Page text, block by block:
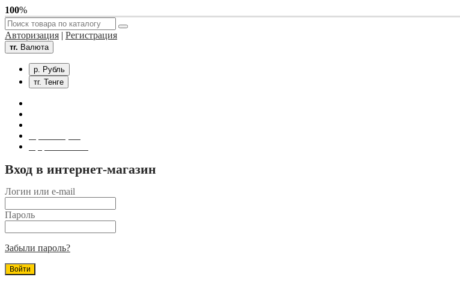
100%
Авторизация | Регистрация
тг. Валюта
р. Рубль
тг. Тенге
Вход в интернет-магазин
Логин или e-mail
Пароль
Забыли пароль?